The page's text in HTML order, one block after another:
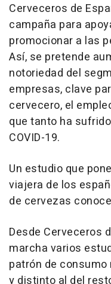
Cerveceros de
campaña para
promocionar a las
Así, se pretende
notoriedad del
empresas, clave
cervecero, el
que tanto ha
COVID-19.
Un estudio que
viajera de los
de cervezas
Desde Cerveceros
marcha varios
patrón de